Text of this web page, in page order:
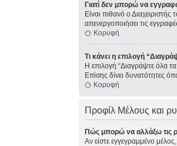
Γιατί δεν μπορώ να
Είναι πιθανό ο
απενεργοποιήσει τις
Κορυφή
Τι κάνει η επιλογή
Η επιλογή “Διαγράψτε όλα
Επίσης δίνει δυνατότητες
Κορυφή
Προφίλ Μέλους και
Πώς μπορώ να αλλάξω τις
Αν είστε εγγεγραμμένο